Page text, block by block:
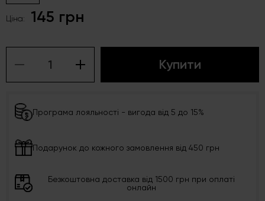
Ціна: 145 грн
Купити
Програма лояльності - вигода від 5 до 15%
Подарунок до кожного замовлення від 450 грн
Безкоштовна доставка від 1500 грн при оплаті
онлайн